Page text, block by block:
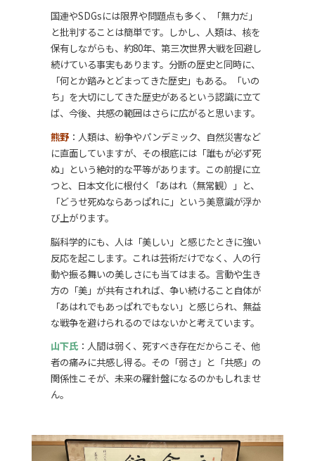
国連やSDGsには限界や問題点も多く、「無力だ」
と批判することは簡単です。しかし、人類は、核を
保有しながらも、約80年、第三次世界大戦を回避し
続けている事実もあります。分断の歴史と同時に、
「何とか踏みとどまってきた歴史」もある。「いの
ち」を大切にしてきた歴史があるという認識に立て
ば、今後、共感の範囲はさらに広がると思います。
熊野 ：人類は、紛争やパンデミック、自然災害など
に直面していますが、その根底には「誰もが必ず死
ぬ」という絶対的な平等があります。この前提に立
つと、日本文化に根付く「あはれ（無常観）」と、
「どうせ死ぬならあっぱれに」という美意識が浮か
び上がります。
脳科学的にも、人は「美しい」と感じたときに強い
反応を起こします。これは芸術だけでなく、人の行
動や振る舞いの美しさにも当てはまる。言動や生き
方の「美」が共有されれば、争い続けること自体が
「あはれでもあっぱれでもない」と感じられ、無益
な戦争を避けられるのではないかと考えています。
山下氏 ：人間は弱く、死すべき存在だからこそ、他
者の痛みに共感し得る。その「弱さ」と「共感」の
関係性こそが、未来の羅針盤になるのかもしれませ
ん。